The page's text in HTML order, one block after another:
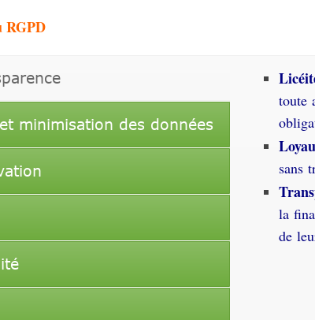
RGPD
minimisation des données
toute
sans
la
de